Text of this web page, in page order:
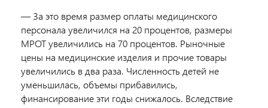
— За это время размер оплаты медицинского
персонала увеличился на 20 процентов, размеры
МРОТ увеличились на 70 процентов. Рыночные
цены на медицинские изделия и прочие товары
увеличились в два раза. Численность детей не
уменьшилась, объемы прибавились,
финансирование эти годы снижалось. Вследствие